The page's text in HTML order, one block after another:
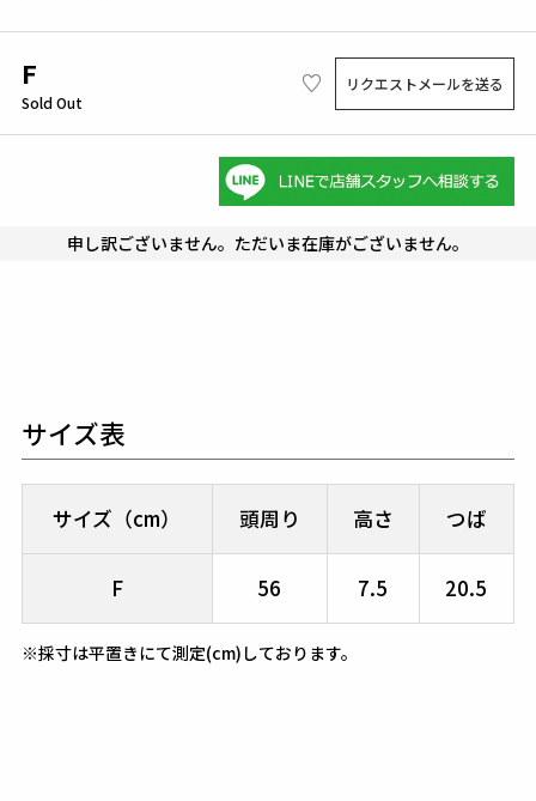
F
Sold Out
リクエストメールを送る
申し訳ございません。ただいま在庫がございません。
サイズ表
サイズ（cm） 頭周り 高さ つば
F 56 7.5 20.5
※採寸は平置きにて測定(cm)しております。